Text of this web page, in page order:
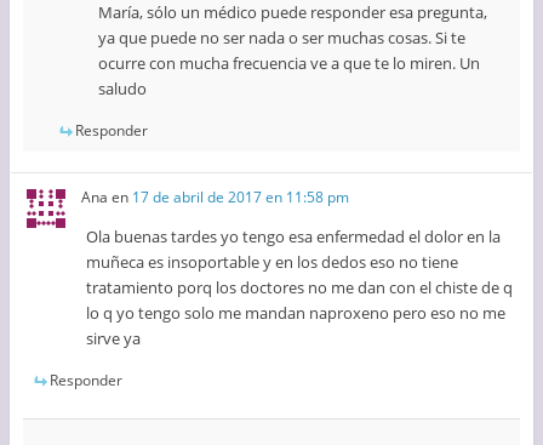
María, sólo un médico puede responder esa pregunta,
ya que puede no ser nada o ser muchas cosas. Si te
ocurre con mucha frecuencia ve a que te lo miren. Un
saludo
Responder
Ana en 17 de abril de 2017 en 11:58 pm
Ola buenas tardes yo tengo esa enfermedad el dolor en la
muñeca es insoportable y en los dedos eso no tiene
tratamiento porq los doctores no me dan con el chiste de q
lo q yo tengo solo me mandan naproxeno pero eso no me
sirve ya
Responder